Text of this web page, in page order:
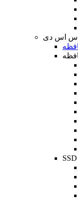
اس اس دی